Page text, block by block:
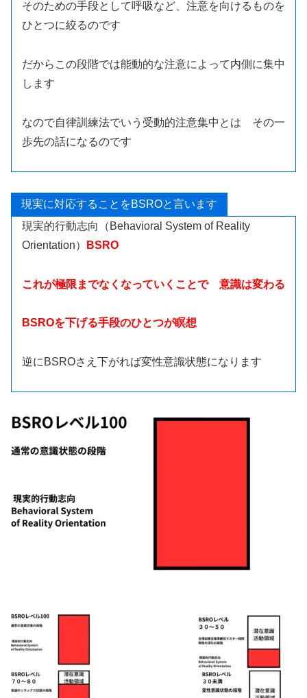
そのための手段として呼吸など、注意を向けるものを
ひとつに絞るのです
だからこの段階では能動的な注意によって内側に集中
します
なので自律訓練法でいう受動的注意集中とは その一
歩先の話になるのです
現実に対応することをBSROと言います
現実的行動志向（Behavioral System of Reality
Orientation）
BSRO
これが極限までなくなっていくことで 意識は変わる
BSROを下げる手段のひとつが瞑想
逆にBSROさえ下がれば変性意識状態になります